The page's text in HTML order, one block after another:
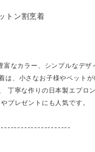
トン割烹着
なカラー、シンプルなデ
は、小さなお子様やペット
丁寧な作りの日本製エプロ
プレゼントにも人気です。